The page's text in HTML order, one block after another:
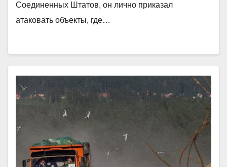
Соединенных Штатов, он лично приказал
атаковать объекты, где…